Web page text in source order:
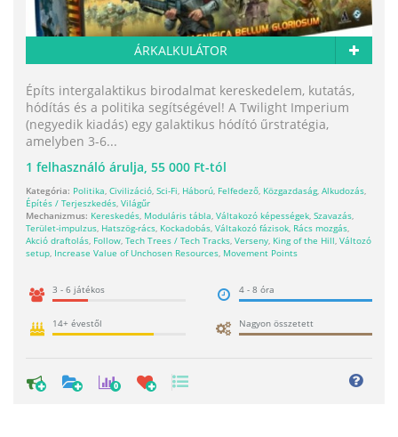
ÁRKALKULÁTOR
Építs intergalaktikus birodalmat kereskedelem, kutatás,
hódítás és a politika segítségével! A Twilight Imperium
(negyedik kiadás) egy galaktikus hódító űrstratégia,
amelyben 3-6...
1 felhasználó árulja, 55 000 Ft-tól
Kategória: Politika, Civilizáció, Sci-Fi, Háború, Felfedező, Közgazdaság, Alkudozás,
Építés / Terjeszkedés, Világűr
Mechanizmus: Kereskedés, Moduláris tábla, Váltakozó képességek, Szavazás,
Terület-impulzus, Hatszög-rács, Kockadobás, Váltakozó fázisok, Rács mozgás,
Akció draftolás, Follow, Tech Trees / Tech Tracks, Verseny, King of the Hill, Változó
setup, Increase Value of Unchosen Resources, Movement Points
3 - 6 játékos 4 - 8 óra
14+ évestől Nagyon összetett
0